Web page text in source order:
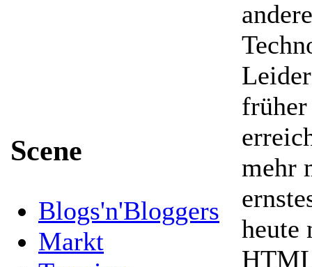
Scene
Blogs'n'Bloggers
Markt
früher
mehr
heute